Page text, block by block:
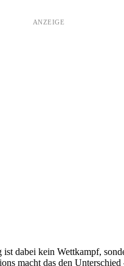
ANZEIGE
ist dabei kein Wettkampf,
macht das den